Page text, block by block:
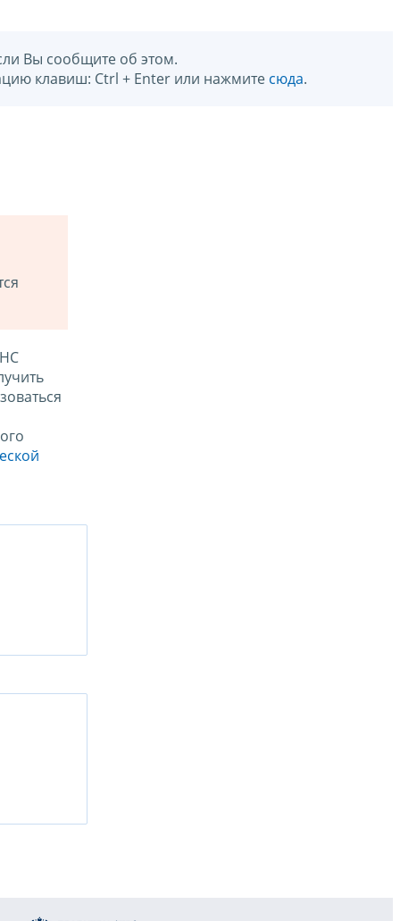
Вы сообщите об этом.
клавиш: Ctrl + Enter или нажмите сюда.